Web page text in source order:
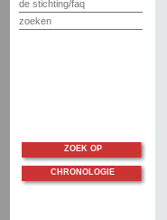
de stichting/faq
zoeken
ZOEK OP
CHRONOLOGIE